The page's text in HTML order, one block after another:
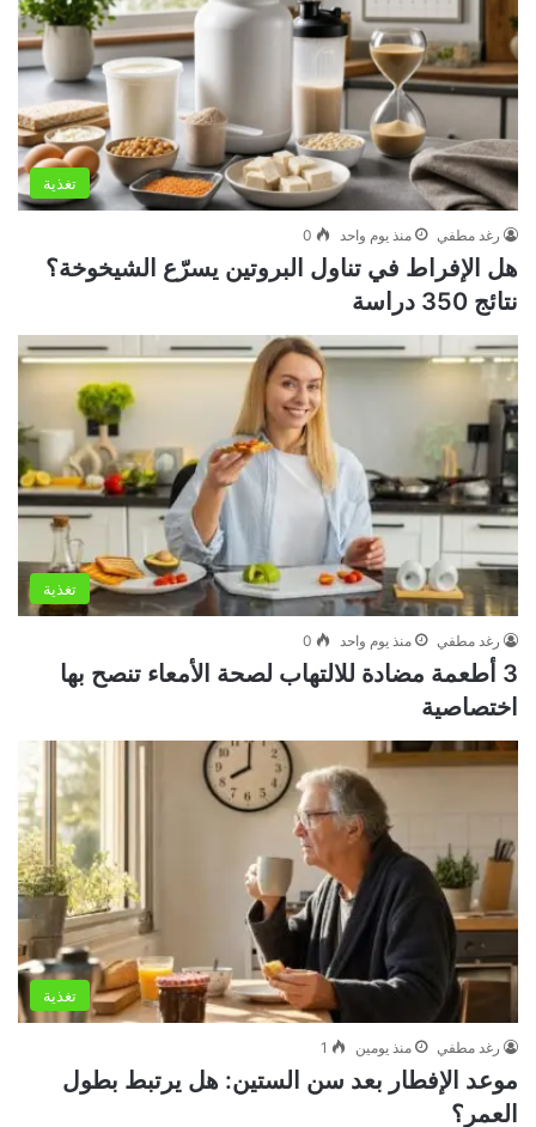
تغذية
رغد مطفي منذ يوم واحد 0
هل الإفراط في تناول البروتين يسرّع الشيخوخة؟
نتائج 350 دراسة
تغذية
رغد مطفي منذ يوم واحد 0
3 أطعمة مضادة للالتهاب لصحة الأمعاء تنصح بها
اختصاصية
تغذية
رغد مطفي منذ يومين 1
موعد الإفطار بعد سن الستين: هل يرتبط بطول
العمر؟